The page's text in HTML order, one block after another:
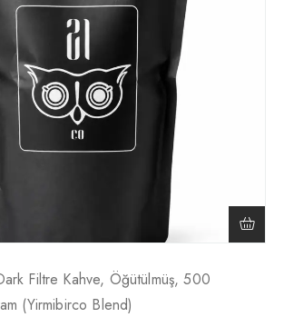
Filtre Kahve, Öğütülmüş, 500
(yirmibirco Blend)